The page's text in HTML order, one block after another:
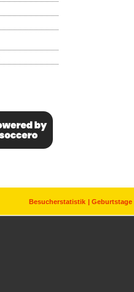
Besucherstatistik Geburtstage